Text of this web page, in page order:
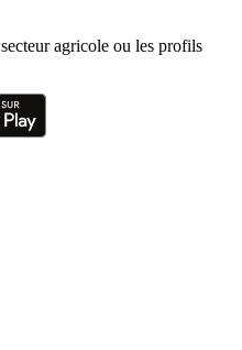
agricole ou les profils